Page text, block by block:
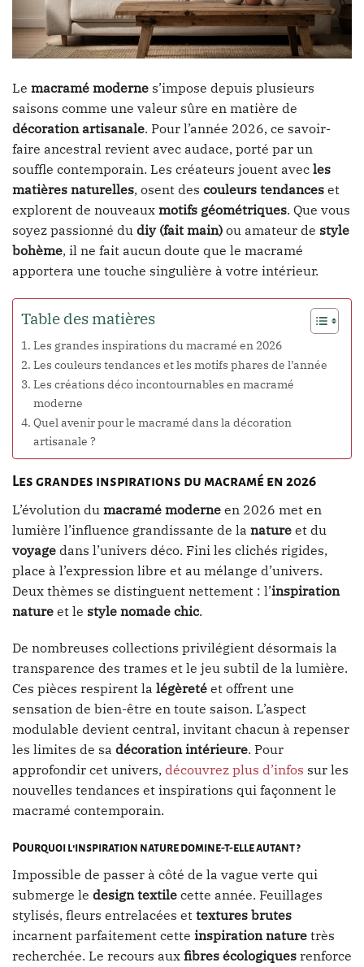
Le macramé moderne s’impose depuis plusieurs
saisons comme une valeur sûre en matière de
décoration artisanale. Pour l’année 2026, ce savoir-
faire ancestral revient avec audace, porté par un
souffle contemporain. Les créateurs jouent avec les
matières naturelles, osent des couleurs tendances et
explorent de nouveaux motifs géométriques. Que vous
soyez passionné du diy (fait main) ou amateur de style
bohème, il ne fait aucun doute que le macramé
apportera une touche singulière à votre intérieur.
Table des matières
Les grandes inspirations du macramé en 2026
Les couleurs tendances et les motifs phares de l’année
Les créations déco incontournables en macramé
moderne
Quel avenir pour le macramé dans la décoration
artisanale ?
Les grandes inspirations du macramé en 2026
L’évolution du macramé moderne en 2026 met en
lumière l’influence grandissante de la nature et du
voyage dans l’univers déco. Fini les clichés rigides,
place à l’expression libre et au mélange d’univers.
Deux thèmes se distinguent nettement : l’inspiration
nature et le style nomade chic.
De nombreuses collections privilégient désormais la
transparence des trames et le jeu subtil de la lumière.
Ces pièces respirent la légèreté et offrent une
sensation de bien-être en toute saison. L’aspect
modulable devient central, invitant chacun à repenser
les limites de sa décoration intérieure. Pour
approfondir cet univers, découvrez plus d’infos sur les
nouvelles tendances et inspirations qui façonnent le
macramé contemporain.
Pourquoi l’inspiration nature domine-t-elle autant ?
Impossible de passer à côté de la vague verte qui
submerge le design textile cette année. Feuillages
stylisés, fleurs entrelacées et textures brutes
incarnent parfaitement cette inspiration nature très
recherchée. Le recours aux fibres écologiques renforce